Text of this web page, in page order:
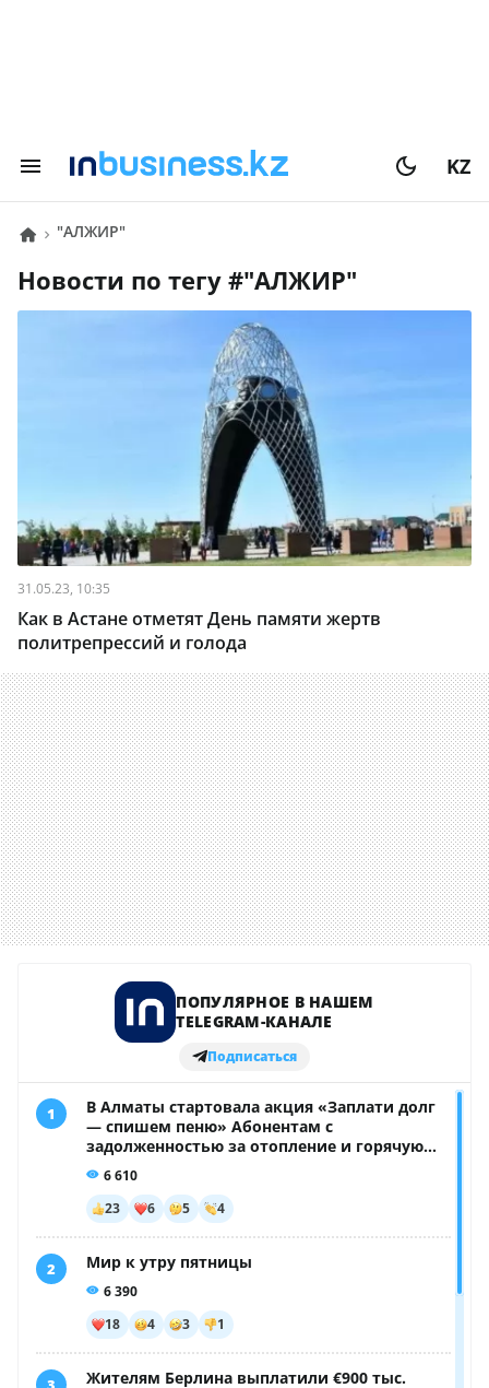
KZ
"АЛЖИР"
Новости по тегу # "АЛЖИР"
31.05.23, 10:35
Как в Астане отметят День памяти жертв
политрепрессий и голода